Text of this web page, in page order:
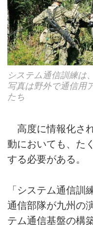
システム通信訓練は
写真は野外で通信用
たち
高度に情報化さ
動においても、た
する必要がある。
「システム通信訓
通信部隊が九州の
テム通信基盤の構